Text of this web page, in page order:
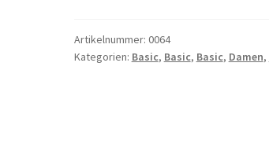
Artikelnummer: 0064
Kategorien: Basic, Basic, Basic, Damen,